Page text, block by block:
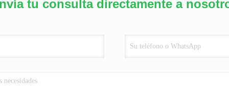
tu consulta directamente a